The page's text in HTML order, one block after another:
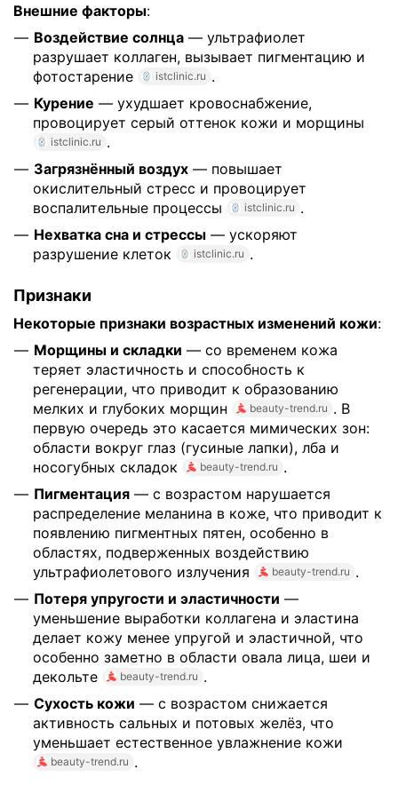
Внешние факторы:
Воздействие солнца — ультрафиолет
разрушает коллаген, вызывает пигментацию и
фотостарение
istclinic.ru .
Курение — ухудшает кровоснабжение,
провоцирует серый оттенок кожи и морщины
istclinic.ru .
Загрязнённый воздух — повышает
окислительный стресс и провоцирует
воспалительные процессы
istclinic.ru .
Нехватка сна и стрессы — ускоряют
разрушение клеток
istclinic.ru .
Признаки
Некоторые признаки возрастных изменений кожи:
Морщины и складки — со временем кожа
теряет эластичность и способность к
регенерации, что приводит к образованию
мелких и глубоких морщин
beauty-trend.ru . В
первую очередь это касается мимических зон:
области вокруг глаз (гусиные лапки), лба и
носогубных складок
beauty-trend.ru .
Пигментация — с возрастом нарушается
распределение меланина в коже, что приводит к
появлению пигментных пятен, особенно в
областях, подверженных воздействию
ультрафиолетового излучения
beauty-trend.ru .
Потеря упругости и эластичности —
уменьшение выработки коллагена и эластина
делает кожу менее упругой и эластичной, что
особенно заметно в области овала лица, шеи и
декольте
beauty-trend.ru .
Сухость кожи — с возрастом снижается
активность сальных и потовых желёз, что
уменьшает естественное увлажнение кожи
beauty-trend.ru .